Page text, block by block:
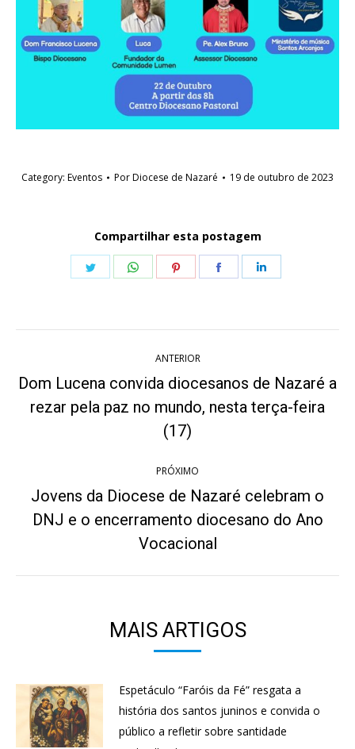
Category: Eventos PorDiocese de Nazaré 19 de outubro de 2023
Compartilhar esta postagem
Share
Share
Share
Share
de
post:
ANTERIOR
Post
anterior:
Dom Lucena convida diocesanos de Nazaré a
rezar pela paz no mundo, nesta terça-feira
(17)
PRÓXIMO
Próximo
post:
Jovens da Diocese de Nazaré celebram o
DNJ e o encerramento diocesano do Ano
Vocacional
MAIS ARTIGOS
Espetáculo “Faróis da Fé” resgata a
história dos santos juninos e convida o
público a refletir sobre santidade